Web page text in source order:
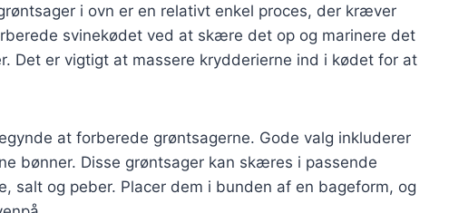
i ovn er en relativt enkel proces, der kræver
svinekødet ved at skære det op og marinere det
Det er vigtigt at massere krydderierne ind i kødet for at
at forberede grøntsagerne. Gode valg inkluderer
bønner. Disse grøntsager kan skæres i passende
salt og peber. Placer dem i bunden af en bageform, og